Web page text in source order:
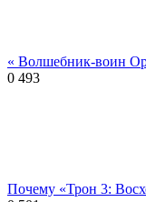
« Волшебник-воин
0 493
Почему «Трон 3: